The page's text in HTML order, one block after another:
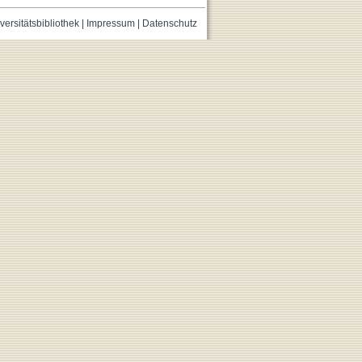
| Impressum| Datenschutz